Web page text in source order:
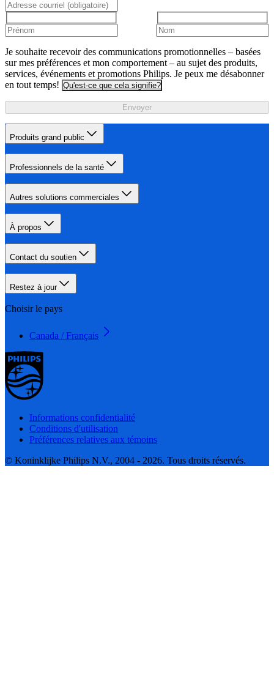
Je souhaite recevoir des communications promotionnelles – basées
sur mes préférences et mon comportement – au sujet des produits,
services, événements et promotions Philips. Je peux me désabonner
en tout temps! Qu'est-ce que cela signifie?
Envoyer
Produits grand public
Professionnels de la santé
Autres solutions commerciales
À propos
Contact du soutien
Restez à jour
Choisir le pays
Canada / Français
Informations confidentialité
Conditions d'utilisation
Préférences relatives aux témoins
© Koninklijke Philips N.V., 2004 - 2026. Tous droits réservés.